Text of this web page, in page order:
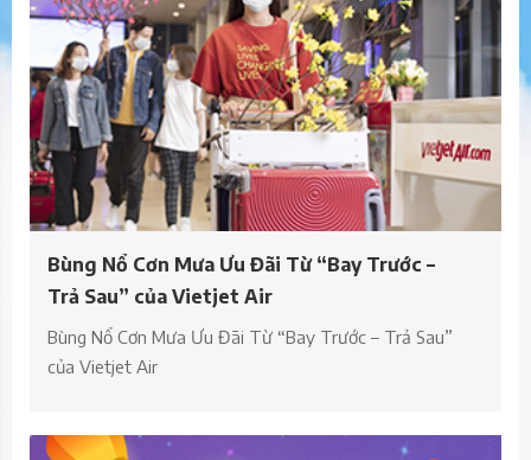
Bùng Nổ Cơn Mưa Ưu Đãi Từ “Bay Trước –
Trả Sau” của Vietjet Air
Bùng Nổ Cơn Mưa Ưu Đãi Từ “Bay Trước – Trả Sau”
của Vietjet Air